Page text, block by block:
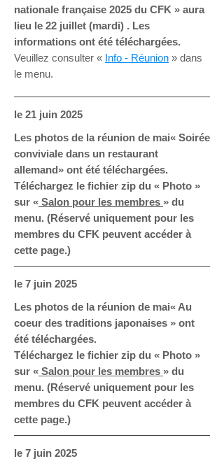
nationale française 2025 du CFK » aura
lieu le 22 juillet (mardi) . Les
informations ont été téléchargées.
Veuillez consulter « Info - Réunion » dans
le menu.
le 21 juin 2025
Les photos de la réunion de mai« Soirée
conviviale dans un restaurant
allemand» ont été téléchargées.
Téléchargez le fichier zip du « Photo »
sur « Salon pour les membres » du
menu. (Réservé uniquement pour les
membres du CFK peuvent accéder à
cette page.)
le 7 juin 2025
Les photos de la réunion de mai« Au
coeur des traditions japonaises » ont
été téléchargées.
Téléchargez le fichier zip du « Photo »
sur « Salon pour les membres » du
menu. (Réservé uniquement pour les
membres du CFK peuvent accéder à
cette page.)
le 7 juin 2025